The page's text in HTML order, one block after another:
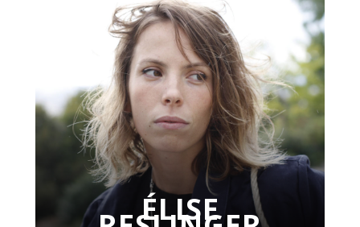
ÉLISE